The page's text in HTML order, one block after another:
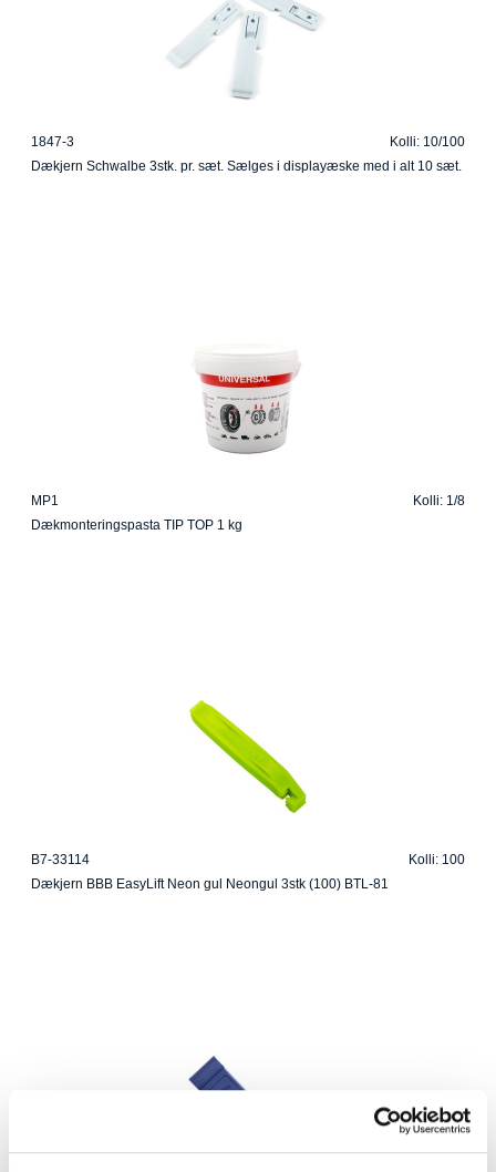
1847-3
Kolli: 10/100
Dækjern Schwalbe 3stk. pr. sæt. Sælges i displayæske med i alt 10 sæt.
MP1
Kolli: 1/8
Dækmonteringspasta TIP TOP 1 kg
B7-33114
Kolli: 100
Dækjern BBB EasyLift Neon gul Neongul 3stk (100) BTL-81